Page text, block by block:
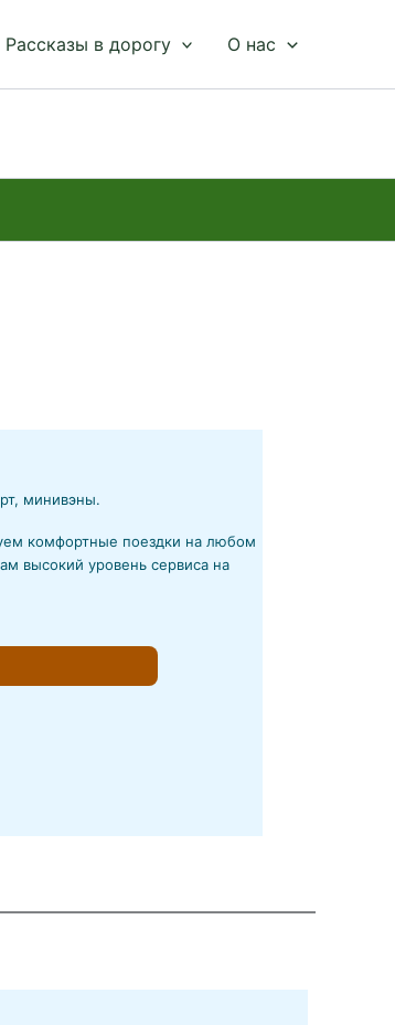
Рассказы в дорогу О нас
минивэны.
комфортные поездки на любом
высокий уровень сервиса на